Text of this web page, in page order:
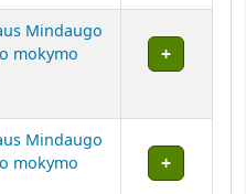
Mindaugo
mokymo
Mindaugo
mokymo